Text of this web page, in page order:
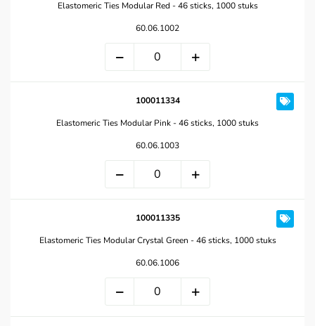
Elastomeric Ties Modular Red - 46 sticks, 1000 stuks
60.06.1002
100011334
Elastomeric Ties Modular Pink - 46 sticks, 1000 stuks
60.06.1003
100011335
Elastomeric Ties Modular Crystal Green - 46 sticks, 1000 stuks
60.06.1006